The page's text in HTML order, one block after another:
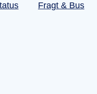
Fragt & Bus